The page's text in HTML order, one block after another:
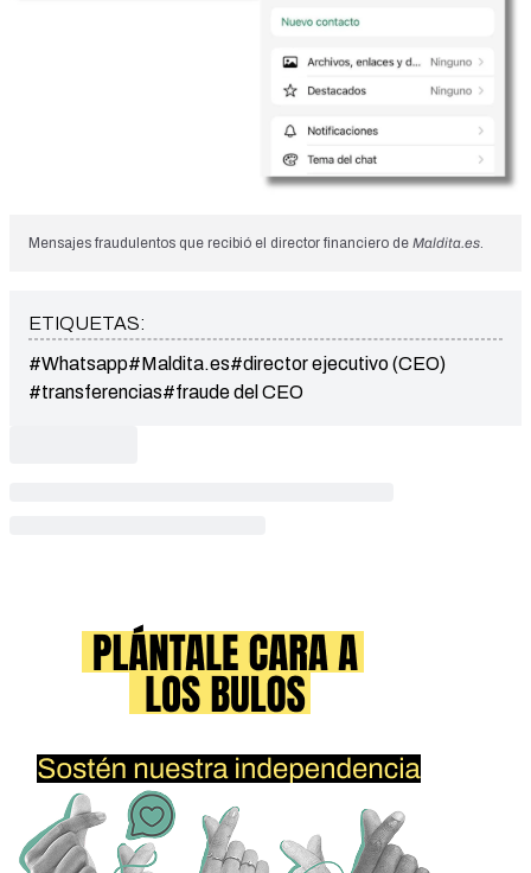
Mensajes fraudulentos que recibió el director financiero de Maldita.es.
ETIQUETAS:
#Whatsapp#Maldita.es#director ejecutivo (CEO)
#transferencias#fraude del CEO